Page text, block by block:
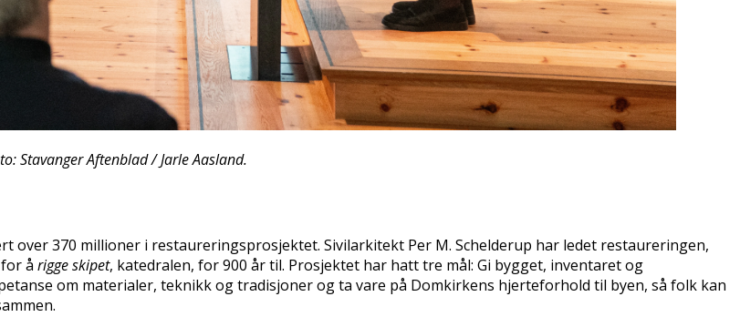
Stavanger Aftenblad / Jarle Aasland.
over 370 millioner i restaureringsprosjektet. Sivilarkitekt Per M. Schelderup har ledet restaureringen,
å rigge skipet, katedralen, for 900 år til. Prosjektet har hatt tre mål: Gi bygget, inventaret og
om materialer, teknikk og tradisjoner og ta vare på Domkirkens hjerteforhold til byen, så folk kan